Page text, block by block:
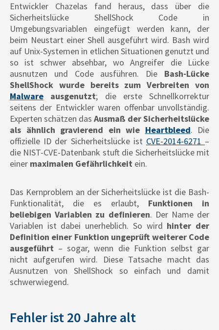
Entwickler Chazelas fand heraus, dass über die
Sicherheitslücke ShellShock Code in
Umgebungsvariablen eingefügt werden kann, der
beim Neustart einer Shell ausgeführt wird. Bash wird
auf Unix-Systemen in etlichen Situationen genutzt und
so ist schwer absehbar, wo Angreifer die Lücke
ausnutzen und Code ausführen. Die Bash-Lücke
ShellShock wurde bereits zum Verbreiten von
Malware ausgenutzt; die erste Schnellkorrektur
seitens der Entwickler waren offenbar unvollständig.
Experten schätzen das Ausmaß der Sicherheitslücke
als ähnlich gravierend ein wie Heartbleed. Die
offizielle ID der Sicherheitslücke ist CVE-2014-6271 –
die NIST-CVE-Datenbank stuft die Sicherheitslücke mit
einer maximalen Gefährlichkeit ein.
Das Kernproblem an der Sicherheitslücke ist die Bash-
Funktionalität, die es erlaubt, Funktionen in
beliebigen Variablen zu definieren. Der Name der
Variablen ist dabei unerheblich. So wird hinter der
Definition einer Funktion ungeprüft weiterer Code
ausgeführt – sogar, wenn die Funktion selbst gar
nicht aufgerufen wird. Diese Tatsache macht das
Ausnutzen von ShellShock so einfach und damit
schwerwiegend.
Fehler ist 20 Jahre alt